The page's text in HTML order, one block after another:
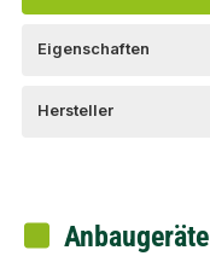
Eigenschaften
Hersteller
Anbaugeräte